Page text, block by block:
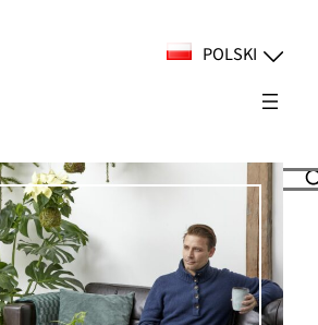
POLSKI
Suchen